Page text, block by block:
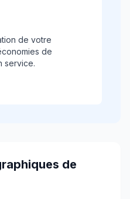
de votre
de
service.
de